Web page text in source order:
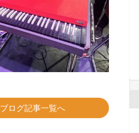
ブログ記事一覧へ